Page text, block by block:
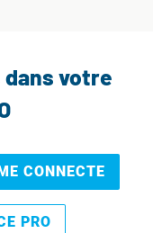
votre
CONNECTE
PRO